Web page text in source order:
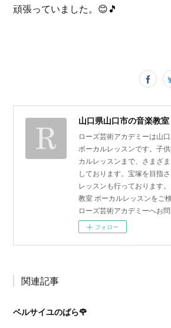
頑張っていました。😊🎵
ローズ芸術アカデミーは山
ボーカルレッスンです。子
カルレッスンまで、さまざ
しております。宝塚を目指
レッスンも行っております
教室 ボーカルレッスンをご
ローズ芸術アカデミーへお
フォロー
関連記事
ベルサイユのばら🌹